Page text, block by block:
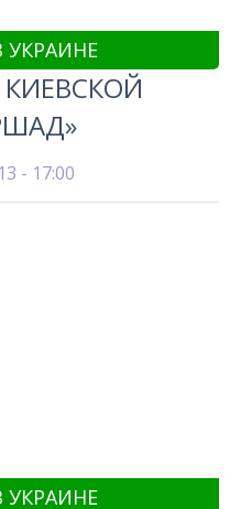
УКРАИНЕ
- 17:00
УКРАИНЕ